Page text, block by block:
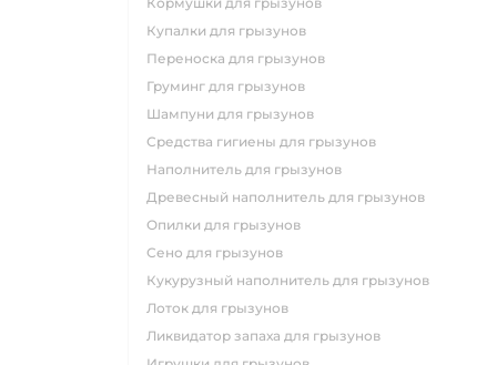
купалки для грызунов
переноска для грызунов
груминг для грызунов
шампуни для грызунов
средства гигиены для грызунов
наполнитель для грызунов
древесный наполнитель для грызунов
опилки для грызунов
сено для грызунов
кукурузный наполнитель для грызунов
лоток для грызунов
ликвидатор запаха для грызунов